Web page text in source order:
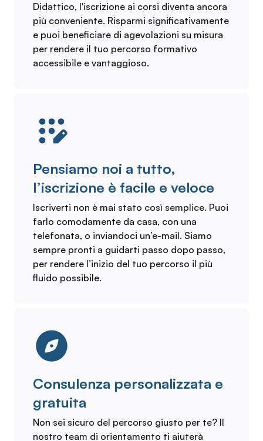
Didattico, l'iscrizione ai corsi diventa ancora
più conveniente. Risparmi significativamente
e puoi beneficiare di agevolazioni su misura
per rendere il tuo percorso formativo
accessibile e vantaggioso.
Pensiamo noi a tutto,
l’iscrizione è facile e veloce
Iscriverti non è mai stato così semplice. Puoi
farlo comodamente da casa, con una
telefonata, o inviandoci un’e-mail. Siamo
sempre pronti a guidarti passo dopo passo,
per rendere l’inizio del tuo percorso il più
fluido possibile.
Consulenza personalizzata e
gratuita
Non sei sicuro del percorso giusto per te? Il
nostro team di orientamento ti aiuterà